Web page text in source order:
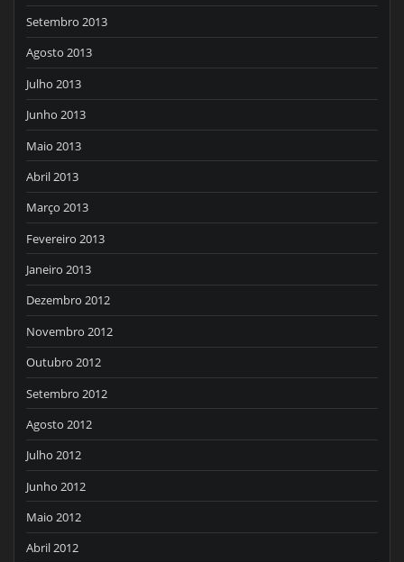
Setembro 2013
Agosto 2013
Julho 2013
Junho 2013
Maio 2013
Abril 2013
Março 2013
Fevereiro 2013
Janeiro 2013
Dezembro 2012
Novembro 2012
Outubro 2012
Setembro 2012
Agosto 2012
Julho 2012
Junho 2012
Maio 2012
Abril 2012